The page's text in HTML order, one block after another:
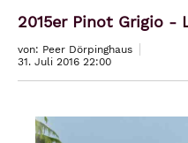
2015er Pinot Grigio -
von: Peer Dörpinghaus
31. Juli 2016 22:00